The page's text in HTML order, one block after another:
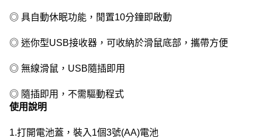
◎ 具自動休眠功能，閒置10分鐘即啟動
◎ 迷你型USB接收器，可收納於滑鼠底部，攜帶方便
◎ 無線滑鼠，USB隨插即用
◎ 隨插即用，不需驅動程式
使用說明
1.打開電池蓋，裝入1個3號(AA)電池